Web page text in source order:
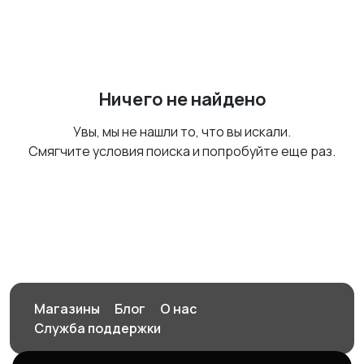
Ничего не найдено
Увы, мы не нашли то, что вы искали.
Смягчите условия поиска и попробуйте еще раз.
Магазины Блог
О нас
Служба поддержки